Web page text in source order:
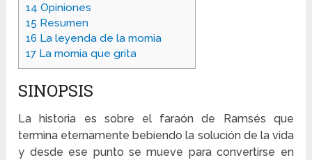
14 Opiniones
15 Resumen
16 La leyenda de la momia
17 La momia que grita
SINOPSIS
La historia es sobre el faraón de Ramsés que
termina eternamente bebiendo la solución de la vida
y desde ese punto se mueve para convertirse en